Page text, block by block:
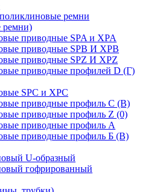
ремни
ремни)
приводные SPA и XPA
приводные SPB И XPB
приводные SPZ И XPZ
приводные профилей D (Г)
SPC и XPC
приводные профиль C (В)
приводные профиль Z (0)
приводные профиль А
приводные профиль Б (B)
U-образный
гофрированный